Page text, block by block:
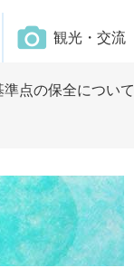
観光・交流
準点の保全について